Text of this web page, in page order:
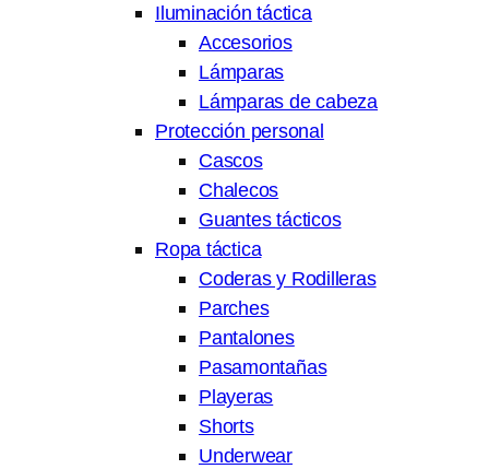
Iluminación táctica
Accesorios
Lámparas
Lámparas de cabeza
Protección personal
Cascos
Chalecos
Guantes tácticos
Ropa táctica
Coderas y Rodilleras
Parches
Pantalones
Pasamontañas
Playeras
Shorts
Underwear